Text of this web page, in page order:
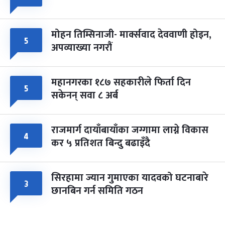
५ मोहन तिम्सिनाजी- मार्क्सवाद देववाणी होइन,
अपव्याख्या नगरौं
५ महानगरका १८७ सहकारीले फिर्ता दिन
सकेनन् सवा ८ अर्ब
४ राजमार्ग दायाँबायाँका जग्गामा लाग्ने विकास
कर ५ प्रतिशत बिन्दु बढाइँदै
३ सिरहामा ज्यान गुमाएका यादवको घटनाबारे
छानबिन गर्न समिति गठन